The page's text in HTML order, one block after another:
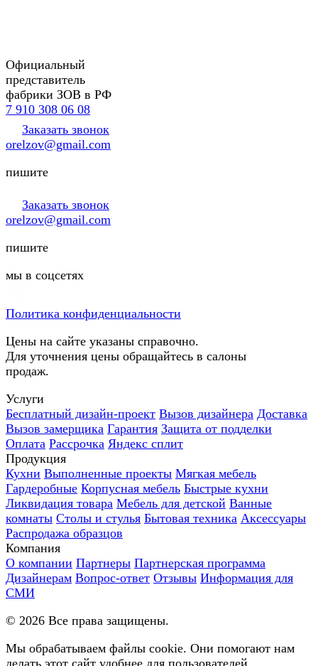
Официальный
представитель
фабрики ЗОВ в РФ
7 910 308 06 08
Заказать звонок
orelzov@gmail.com
пишите
Заказать звонок
orelzov@gmail.com
пишите
мы в соцсетях
Политика конфиденциальности
Цены на сайте указаны справочно.
Для уточнения цены обращайтесь в салоны
продаж.
Услуги
Бесплатный дизайн-проект Вызов дизайнера Доставка
Вызов замерщика Гарантия Защита от подделки
Оплата Рассрочка Яндекс сплит
Продукция
Кухни Выполненные проекты Мягкая мебель
Гардеробные Корпусная мебель Быстрые кухни
Ликвидация товара Мебель для детской Ванные
комнаты Столы и стулья Бытовая техника Аксессуары
Распродажа образцов
Компания
О компании Партнеры Партнерская программа
Дизайнерам Вопрос-ответ Отзывы Информация для
СМИ
© 2026 Все права защищены.
Мы обрабатываем файлы cookie. Они помогают нам
делать этот сайт удобнее для пользователей.